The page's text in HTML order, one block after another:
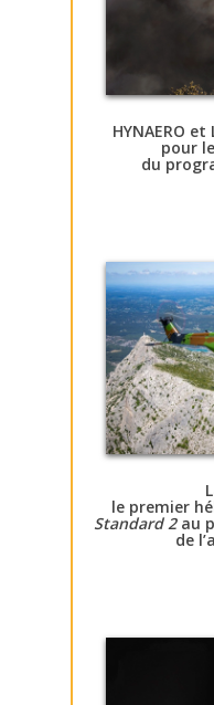
HYNAERO et
pour
du
le premier
Standard 2au
de